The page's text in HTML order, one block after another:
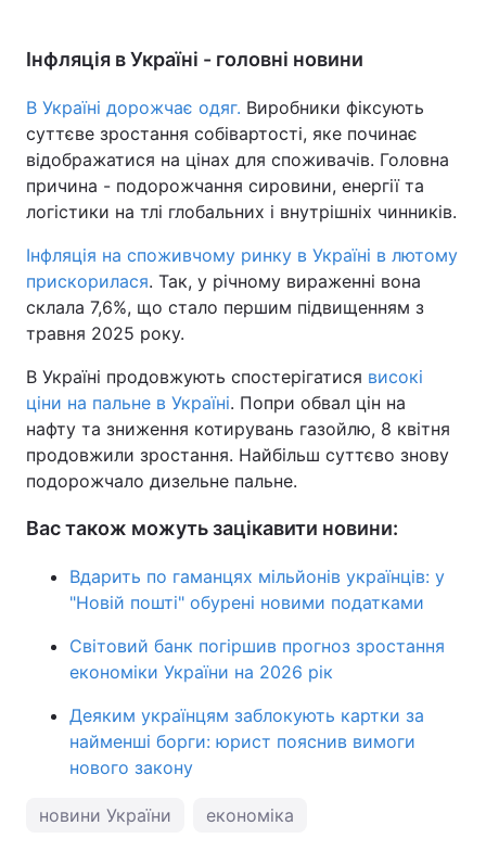
Інфляція в Україні - головні новини
В Україні дорожчає одяг. Виробники фіксують
суттєве зростання собівартості, яке починає
відображатися на цінах для споживачів. Головна
причина - подорожчання сировини, енергії та
логістики на тлі глобальних і внутрішніх чинників.
Інфляція на споживчому ринку в Україні в лютому
прискорилася. Так, у річному вираженні вона
склала 7,6%, що стало першим підвищенням з
травня 2025 року.
В Україні продовжують спостерігатися високі
ціни на пальне в Україні. Попри обвал цін на
нафту та зниження котирувань газойлю, 8 квітня
продовжили зростання. Найбільш суттєво знову
подорожчало дизельне пальне.
Вас також можуть зацікавити новини:
Вдарить по гаманцях мільйонів українців: у
"Новій пошті" обурені новими податками
Світовий банк погіршив прогноз зростання
економіки України на 2026 рік
Деяким українцям заблокують картки за
найменші борги: юрист пояснив вимоги
нового закону
новини України економіка